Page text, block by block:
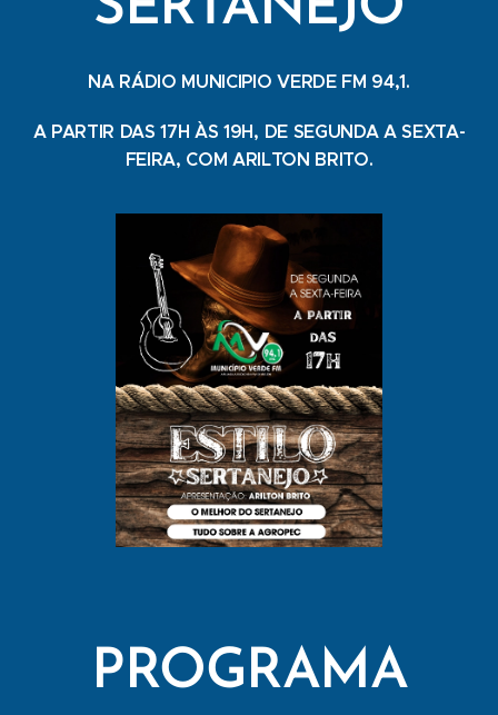
NA RÁDIO MUNICIPIO VERDE FM 94,1.
A PARTIR DAS 17H ÀS 19H, DE SEGUNDA A SEXTA-
FEIRA, COM ARILTON BRITO.
PROGRAMA